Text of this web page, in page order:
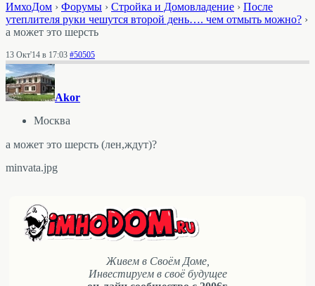
ИмхоДом › Форумы › Стройка и Домовладение › После
утеплителя руки чешутся второй день…. чем отмыть можно? ›
а может это шерсть
13 Окт'14 в 17:03 #50505
Akor
Москва
а может это шерсть (лен,ждут)?
minvata.jpg
Живем в Своём Доме,
Инвестируем в своё будущее